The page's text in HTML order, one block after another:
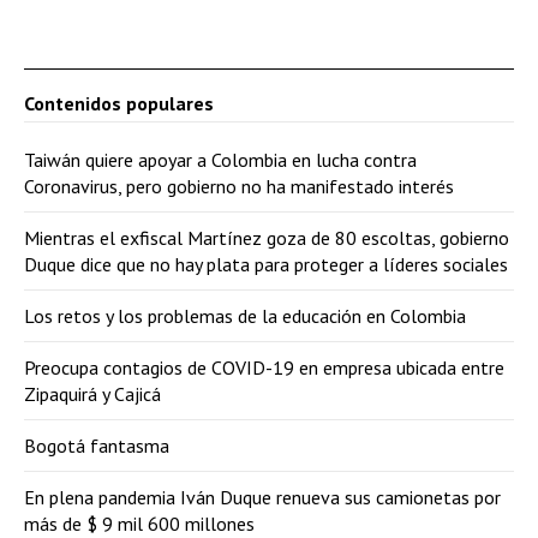
Contenidos populares
Taiwán quiere apoyar a Colombia en lucha contra
Coronavirus, pero gobierno no ha manifestado interés
Mientras el exfiscal Martínez goza de 80 escoltas, gobierno
Duque dice que no hay plata para proteger a líderes sociales
Los retos y los problemas de la educación en Colombia
Preocupa contagios de COVID-19 en empresa ubicada entre
Zipaquirá y Cajicá
Bogotá fantasma
En plena pandemia Iván Duque renueva sus camionetas por
más de $ 9 mil 600 millones